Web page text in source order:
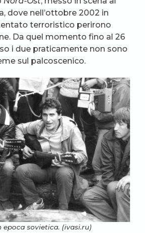
dove nell’ottobre 2002 in
terroristico perirono
Da quel momento fino al 26
i due praticamente non sono
sul palcoscenico.
sovietica. (ivasi.ru)